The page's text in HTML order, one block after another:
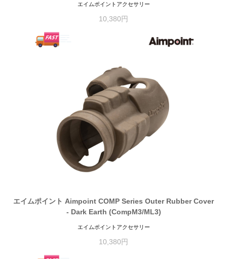
エイムポイントアクセサリー
10,380円
エイムポイント Aimpoint COMP Series Outer Rubber Cover
- Dark Earth (CompM3/ML3)
エイムポイントアクセサリー
10,380円